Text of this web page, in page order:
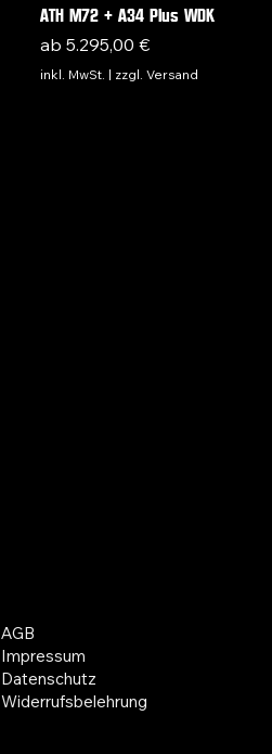
ATH M72 + A34 Plus WDK
ab 5.295,00 €
Sale-Preis
inkl. MwSt. | zzgl. Versand
AGB
Impressum
Datenschutz
Widerrufsbelehrung